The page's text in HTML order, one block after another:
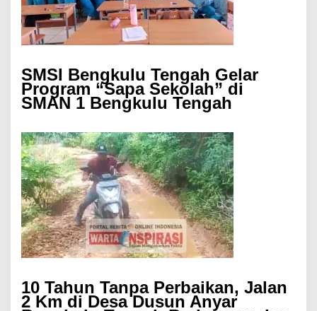
SMSI Bengkulu Tengah Gelar
Program “Sapa Sekolah” di
SMAN 1 Bengkulu Tengah
10 Tahun Tanpa Perbaikan, Jalan
2 Km di Desa Dusun Anyar